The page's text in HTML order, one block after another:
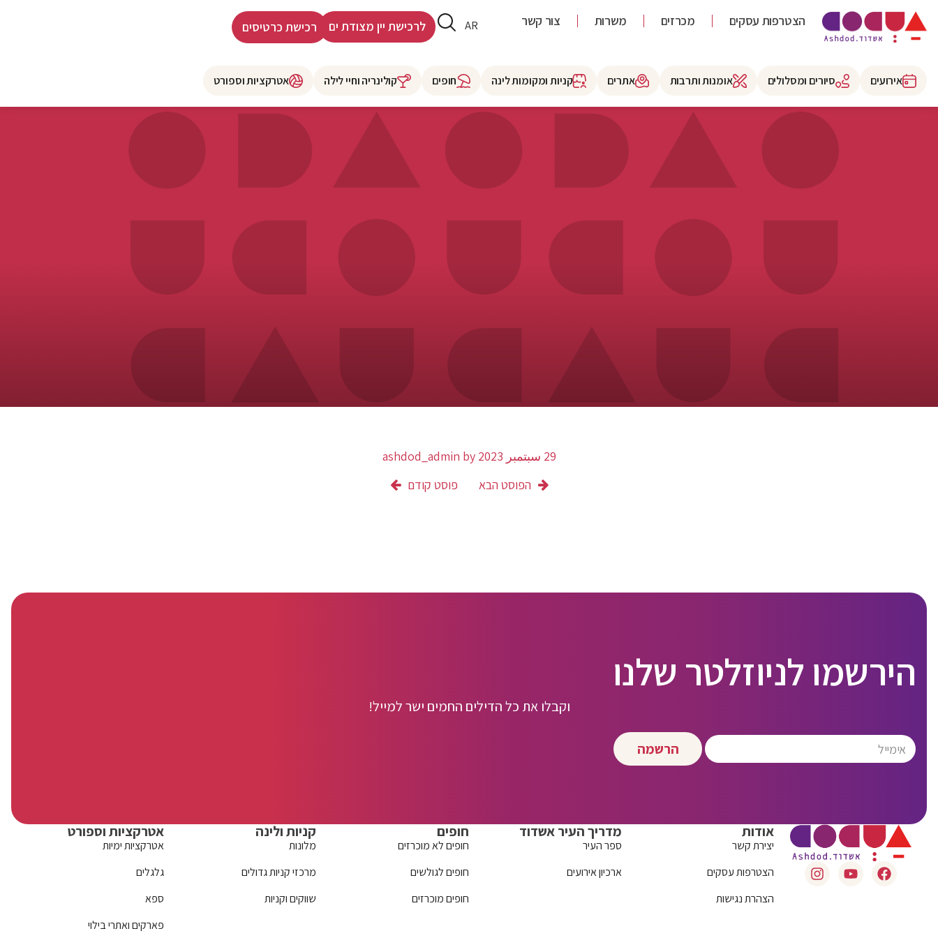
הצטרפות עסקים מכרזים משרות צור קשר AR
HE
לרכישת יין מצודת ים רכישת כרטיסים
אירועים סיורים ומסלולים אומנות ותרבות אתרים קניות ומקומות לינה חופים קולינריה וחיי לילה אטרקציות וספורט
29 سبتمبر 2023 by
ashdod_admin
פוסט קודם
הפוסט הבא
הירשמו לניוזלטר שלנו
וקבלו את כל הדילים החמים ישר למייל!
הרשמה
אודות
יצירת קשר
הצטרפות עסקים
הצהרת נגישות
מדריך העיר אשדוד
ספר העיר
ארכיון אירועים
חופים
חופים לא מוכרזים
חופים לגולשים
חופים מוכרזים
קניות ולינה
מלונות
מרכזי קניות גדולים
שווקים וקניות
אטרקציות וספורט
אטרקציות ימיות
גלגלים
ספא
פארקים ואתרי בילוי